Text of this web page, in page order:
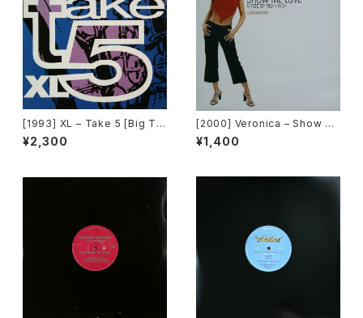
[1993] XL – Take 5 [Big Ti
me International]
¥2,300
[2000] Veronica – Show M
e Love [Urbanstar]
¥1,400